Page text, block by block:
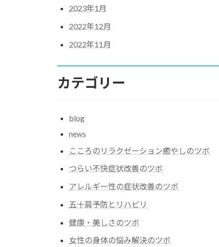
2023年1月
2022年12月
2022年11月
カテゴリー
blog
news
こころのリラクゼーション癒やしのツボ
つらい不快症状改善のツボ
アレルギー性の症状改善のツボ
五十肩予防とリハビリ
健康・美しさのツボ
女性の身体の悩み解決のツボ